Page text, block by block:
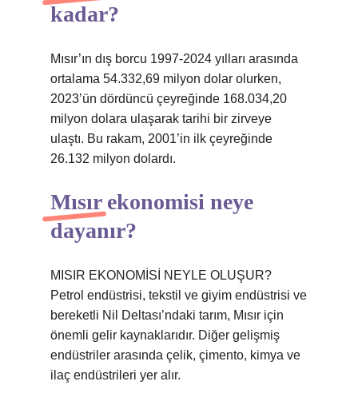
kadar?
Mısır’ın dış borcu 1997-2024 yılları arasında
ortalama 54.332,69 milyon dolar olurken,
2023’ün dördüncü çeyreğinde 168.034,20
milyon dolara ulaşarak tarihi bir zirveye
ulaştı. Bu rakam, 2001’in ilk çeyreğinde
26.132 milyon dolardı.
Mısır ekonomisi neye
dayanır?
MISIR EKONOMİSİ NEYLE OLUŞUR?
Petrol endüstrisi, tekstil ve giyim endüstrisi ve
bereketli Nil Deltası’ndaki tarım, Mısır için
önemli gelir kaynaklarıdır. Diğer gelişmiş
endüstriler arasında çelik, çimento, kimya ve
ilaç endüstrileri yer alır.